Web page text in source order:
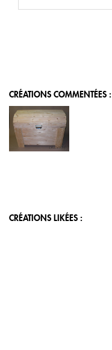
CRÉATIONS COMMENTÉES :
CRÉATIONS LIKÉES :